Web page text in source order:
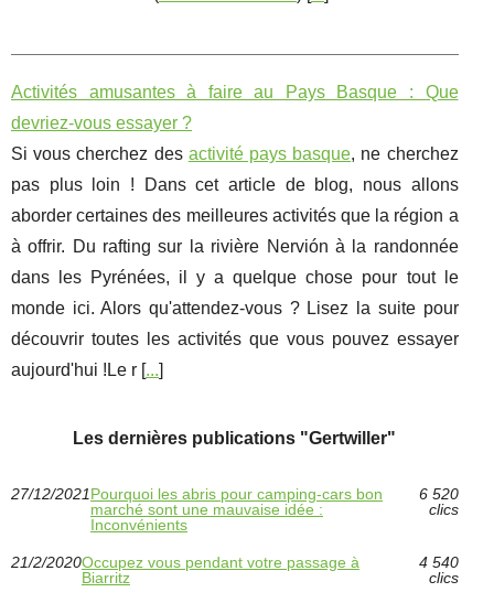
Activités amusantes à faire au Pays Basque : Que
devriez-vous essayer ?
Si vous cherchez des activité pays basque, ne cherchez
pas plus loin ! Dans cet article de blog, nous allons
aborder certaines des meilleures activités que la région a
à offrir. Du rafting sur la rivière Nervión à la randonnée
dans les Pyrénées, il y a quelque chose pour tout le
monde ici. Alors qu'attendez-vous ? Lisez la suite pour
découvrir toutes les activités que vous pouvez essayer
aujourd'hui !Le r [...]
Les dernières publications "Gertwiller"
27/12/2021Pourquoi les abris pour camping-cars bon
marché sont une mauvaise idée :
Inconvénients
6 520
clics
21/2/2020Occupez vous pendant votre passage à
Biarritz
4 540
clics